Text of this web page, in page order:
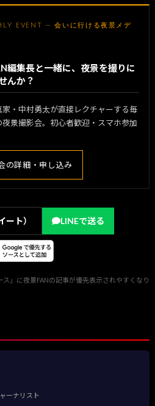
EVENT — 会いに行ける夜景メデ
編集長と一緒に、夜景を撮りに
んか？
家・中村勇太が直接レクチャーする毎
夜景撮影会。初心者歓迎・スマホ参加
の詳細・申し込み
ート） LINEで送る
」に夜景FANの記事が優先表示されやすくなり
ーナリスト